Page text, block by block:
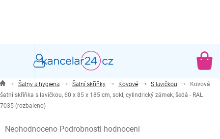
Šatny a hygiena Šatní skříňky Kovové S lavičkou
Kovová
šatní skříňka s lavičkou, 60 x 85 x 185 cm, sokl, cylindrický zámek, šedá - RAL
7035 (rozbaleno)
hodnocení
Neohodnoceno Podrobnosti hodnocení